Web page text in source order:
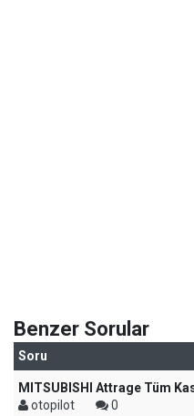
Benzer Sorular
Soru
MITSUBISHI Attrage Tüm
otopilot
0